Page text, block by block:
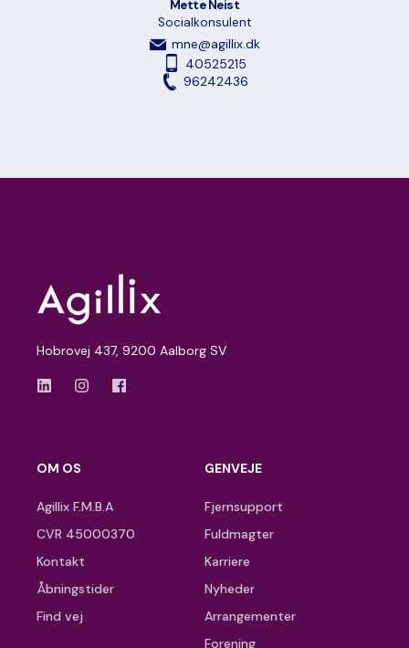
Mette Neist
Socialkonsulent
mne@agillix.dk
40525215
96242436
Hobrovej 437, 9200 Aalborg SV
OM OS
Agillix F.M.B.A
CVR 45000370
Kontakt
Åbningstider
Find vej
GENVEJE
Fjernsupport
Fuldmagter
Karriere
Nyheder
Arrangementer
Forening